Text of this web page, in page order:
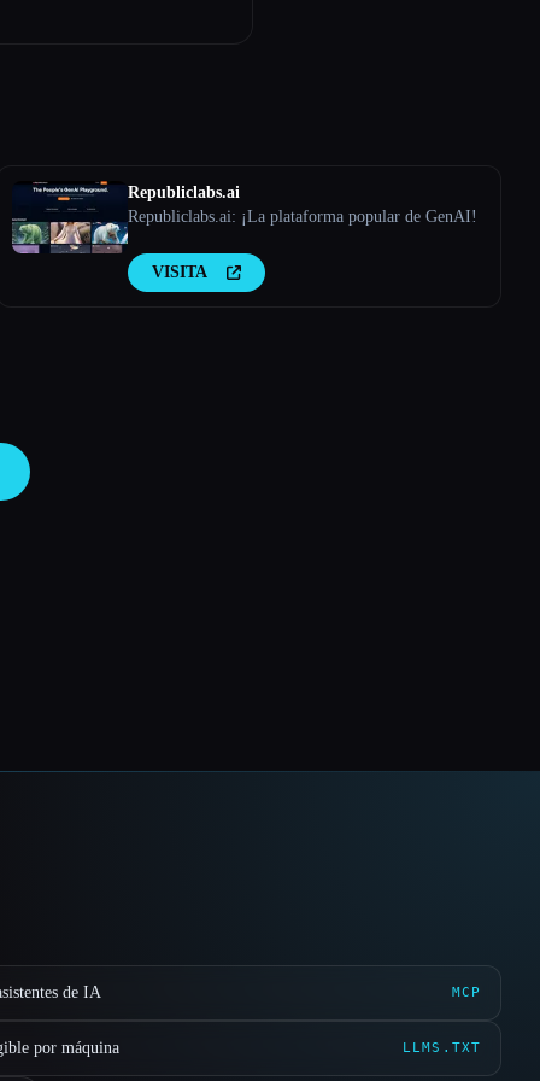
Republiclabs.ai
Republiclabs.ai: ¡La plataforma popular de GenAI!
VISITA
de IA MCP
por máquina LLMS.TXT